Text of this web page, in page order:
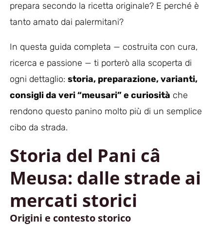
prepara secondo la ricetta originale? E perché è
tanto amato dai palermitani?
In questa guida completa — costruita con cura,
ricerca e passione — ti porterò alla scoperta di
ogni dettaglio: storia, preparazione, varianti,
consigli da veri “meusari” e curiosità che
rendono questo panino molto più di un semplice
cibo da strada.
Storia del Pani câ
Meusa: dalle strade ai
mercati storici
Origini e contesto storico